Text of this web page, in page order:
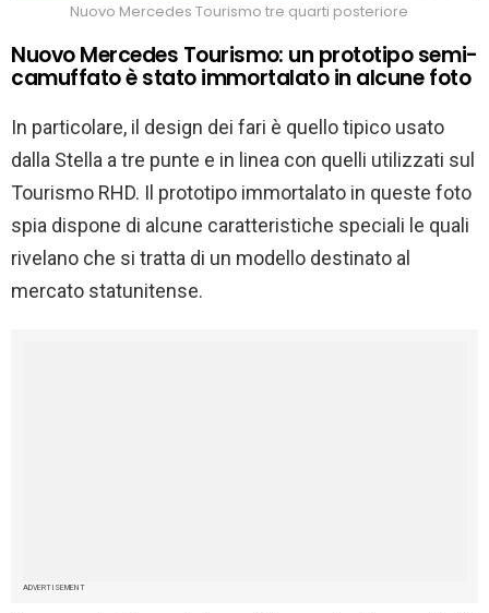
Nuovo Mercedes Tourismo tre quarti posteriore
Nuovo Mercedes Tourismo: un prototipo semi-
camuffato è stato immortalato in alcune foto
In particolare, il design dei fari è quello tipico usato
dalla Stella a tre punte e in linea con quelli utilizzati sul
Tourismo RHD. Il prototipo immortalato in queste foto
spia dispone di alcune caratteristiche speciali le quali
rivelano che si tratta di un modello destinato al
mercato statunitense.
ADVERTISEMENT